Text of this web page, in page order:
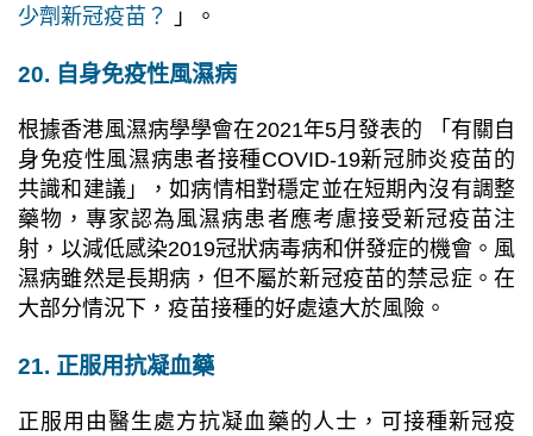
少劑新冠疫苗？
」。
20. ⾃⾝免疫性風濕病
根據香港風濕病學學會在2021年5月發表的 「有關⾃
⾝免疫性風濕病患者接種COVID-19新冠肺炎疫苗的
共識和建議」，如病情相對穩定並在短期內沒有調整
藥物，專家認為風濕病患者應考慮接受新冠疫苗注
射，以減低感染2019冠狀病毒病和併發症的機會。風
濕病雖然是長期病，但不屬於新冠疫苗的禁忌症。在
⼤部分情況下，疫苗接種的好處遠⼤於風險。
21. 正服用抗凝血藥
正服用由醫生處方抗凝血藥的人士，可接種新冠疫